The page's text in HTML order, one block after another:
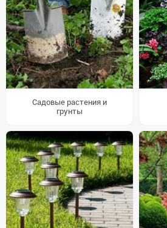
Садовые растения и
грунты